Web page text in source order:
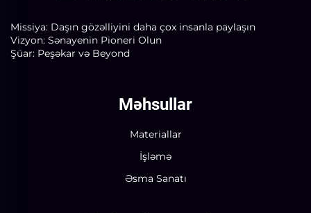
Missiya: Daşın gözəlliyini daha çox insanla paylaşın
Vizyon: Sənayenin Pioneri Olun
Şüar: Peşəkar və Beyond
Məhsullar
Materiallar
İşləmə
Əsma Sanatı